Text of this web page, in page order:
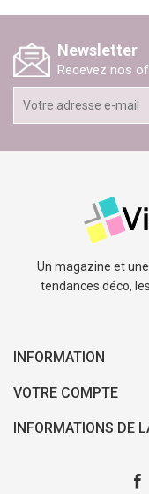
Newsletter
Recevez nos
Un magazine et
tendances déco,
INFORMATION
VOTRE COMPTE
INFORMATIONS DE